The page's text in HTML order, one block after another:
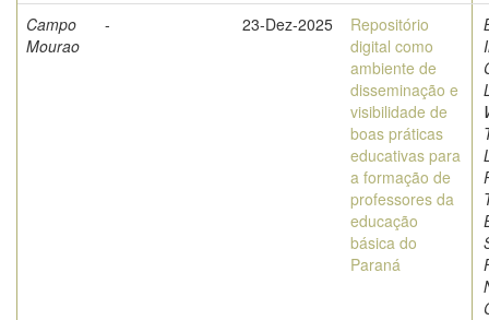
Campo
Mourao
- 23-Dez-2025
Repositório
digital como
ambiente de
disseminação e
visibilidade de
boas práticas
educativas para
a formação de
professores da
educação
básica do
Paraná